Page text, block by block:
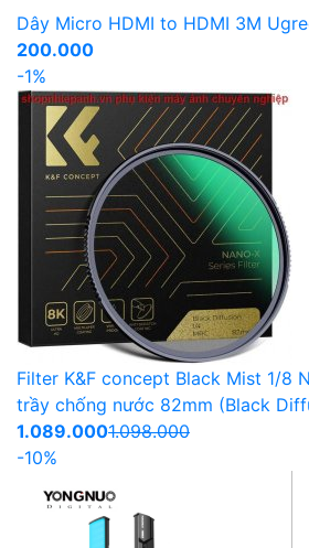
Dây Micro HDMI to HDMI 3M
200.000
-1%
Filter K&F concept Black Mist 1/8
trầy chống nước 82mm (Black
1.089.0001.098.000
-10%